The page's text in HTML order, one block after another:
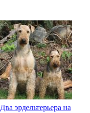
Два эрдельтерьера на